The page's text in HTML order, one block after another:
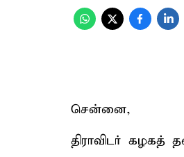
சென்னை,
திராவிடர் கழகத்